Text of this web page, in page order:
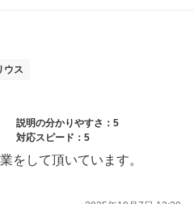
ウス
説明の分かりやすさ：5
対応スピード：5
をして頂いています。